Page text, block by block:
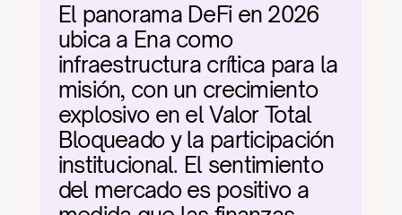
El panorama DeFi en 2026
ubica a Ena como
infraestructura crítica para la
misión, con un crecimiento
explosivo en el Valor Total
Bloqueado y la participación
institucional. El sentimiento
del mercado es positivo a